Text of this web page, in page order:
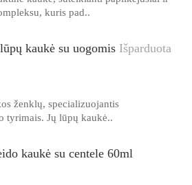
kuris pad..
kaukė su uogomis Išparduota
ženklų, specializuojantis
tyrimais. Jų lūpų kaukė..
kaukė su centele 60ml